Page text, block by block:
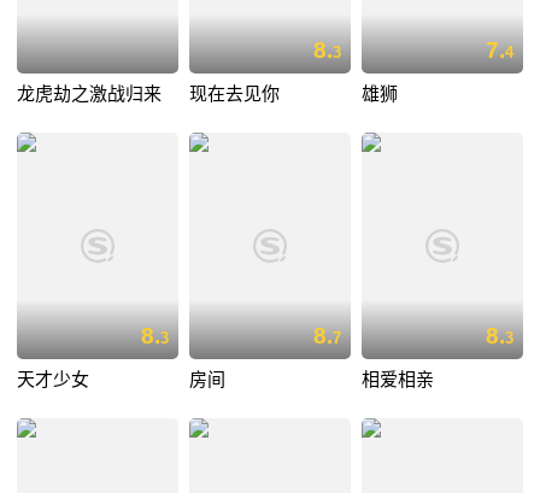
龙虎劫之激战归来
8.3
现在去见你
7.4
雄狮
8.3
天才少女
8.7
房间
8.3
相爱相亲